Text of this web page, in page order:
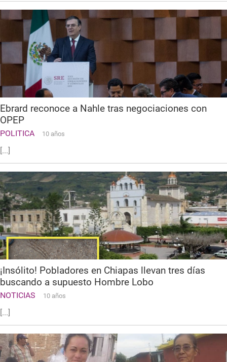
Ebrard reconoce a Nahle tras negociaciones con
OPEP
POLITICA 10 años
[...]
¡Insólito! Pobladores en Chiapas llevan tres días
buscando a supuesto Hombre Lobo
NOTICIAS 10 años
[...]